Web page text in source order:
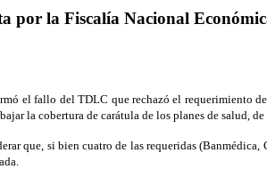
por la Fiscalía Nacional
el fallo del TDLC que rechazó el requerimiento
la cobertura de carátula de los planes de salud,
que, si bien cuatro de las requeridas